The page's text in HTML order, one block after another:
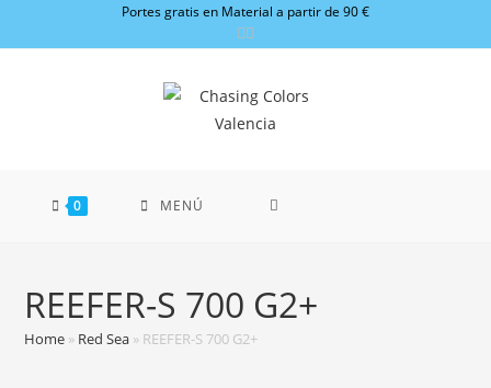
Portes gratis en Material a partir de 90 €
0 MENÚ
REEFER-S 700 G2+
Home » Red Sea » REEFER-S 700 G2+